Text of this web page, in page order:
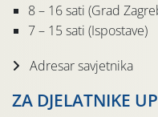
8 – 16 sati (Grad
7 – 15 sati (Ispostave)
Adresar savjetnika
ZA DJELATNIKE